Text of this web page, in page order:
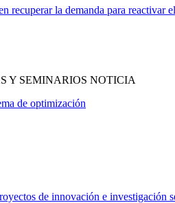
recuperar la demanda para reactivar
Y SEMINARIOS NOTICIA
de optimización
de innovación e investigación